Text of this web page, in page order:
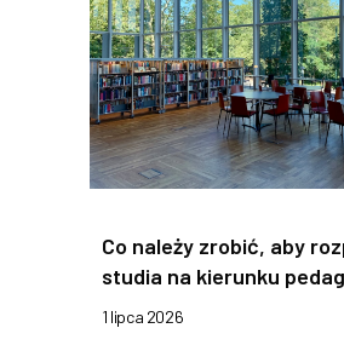
Co należy zrobić, aby
studia na kierunku
1 lipca 2026